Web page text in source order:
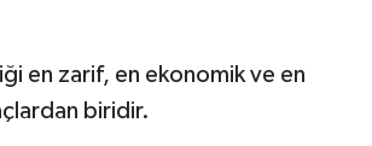
en zarif, en ekonomik ve en
biridir.